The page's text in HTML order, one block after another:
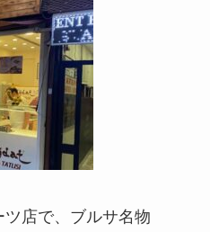
店で、ブルサ名物